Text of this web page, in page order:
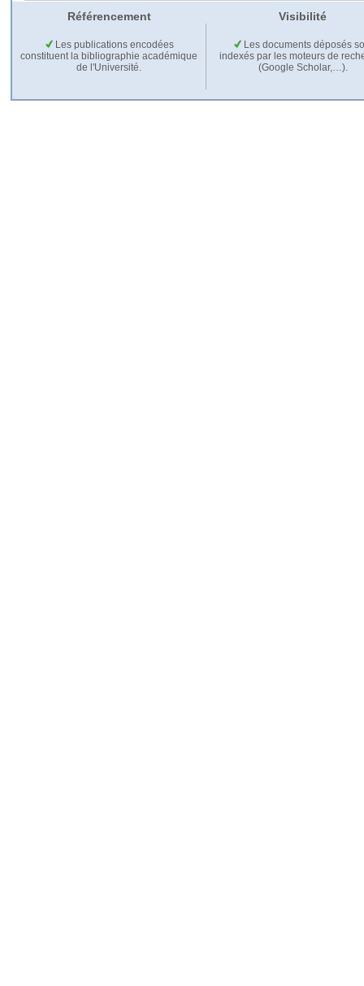
Référencement Visibilité
Les publications encodées
constituent la bibliographie académique
de l'Université.
Les documents déposés
indexés par les moteurs de
(Google Scholar,…).